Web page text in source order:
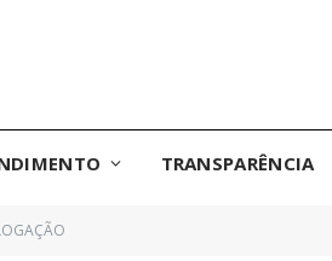
TRANSPARÊNCIA